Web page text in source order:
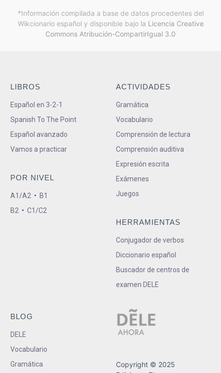
*Información compilada a base de datos procedentes del
Wikcionario español y disponible bajo la Licencia Creative
Commons Atribución-CompartirIgual 3.0
LIBROS
Español en 3-2-1
Spanish To The Point
Español avanzado
Vamos a practicar
POR NIVEL
A1/A2 • B1
B2 • C1/C2
ACTIVIDADES
Gramática
Vocabulario
Comprensión de lectura
Comprensión auditiva
Expresión escrita
Exámenes
Juegos
HERRAMIENTAS
Conjugador de verbos
Diccionario español
Buscador de centros de
examen DELE
BLOG
DELE
Vocabulario
Gramática
Copyright © 2025